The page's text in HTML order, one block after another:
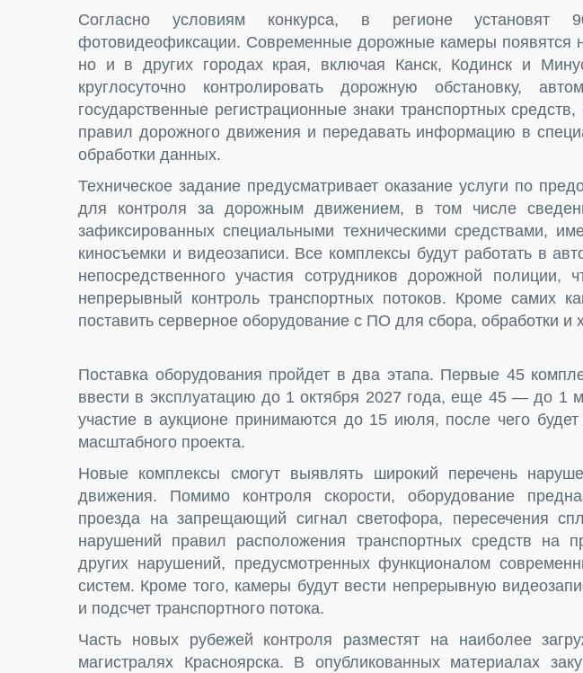
Согласно условиям конкурса, в регионе установят
фотовидеофиксации. Современные дорожные камеры появятся
но и в других городах края, включая Канск, Кодинск и
круглосуточно контролировать дорожную обстановку,
государственные регистрационные знаки транспортных
правил дорожного движения и передавать информацию в
обработки данных.
Техническое задание предусматривает оказание услуги по
для контроля за дорожным движением, в том числе
зафиксированных специальными техническими средствами,
киносъемки и видеозаписи. Все комплексы будут работать в
непосредственного участия сотрудников дорожной полиции,
непрерывный контроль транспортных потоков. Кроме самих
поставить серверное оборудование с ПО для сбора, обработки
Поставка оборудования пройдет в два этапа. Первые 45
ввести в эксплуатацию до 1 октября 2027 года, еще 45 — до 1
участие в аукционе принимаются до 15 июля, после чего
масштабного проекта.
Новые комплексы смогут выявлять широкий перечень
движения. Помимо контроля скорости, оборудование
проезда на запрещающий сигнал светофора, пересечения
нарушений правил расположения транспортных средств на
других нарушений, предусмотренных функционалом
систем. Кроме того, камеры будут вести непрерывную
и подсчет транспортного потока.
Часть новых рубежей контроля разместят на наиболее
магистралях Красноярска. В опубликованных материалах